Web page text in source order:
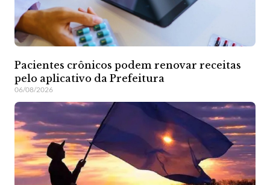
Pacientes crônicos podem renovar receitas
pelo aplicativo da Prefeitura
06/08/2026